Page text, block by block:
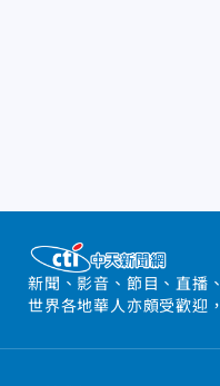
新聞、影音、節目、直播
世界各地華人亦頗受歡迎